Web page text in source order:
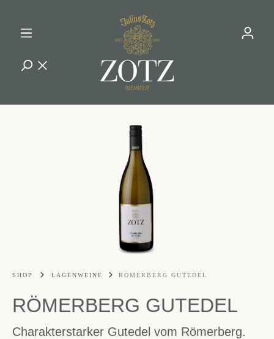
SHOP LAGENWEINE RÖMERBERG GUTEDEL
RÖMERBERG GUTEDEL
Charakterstarker Gutedel vom Römerberg.